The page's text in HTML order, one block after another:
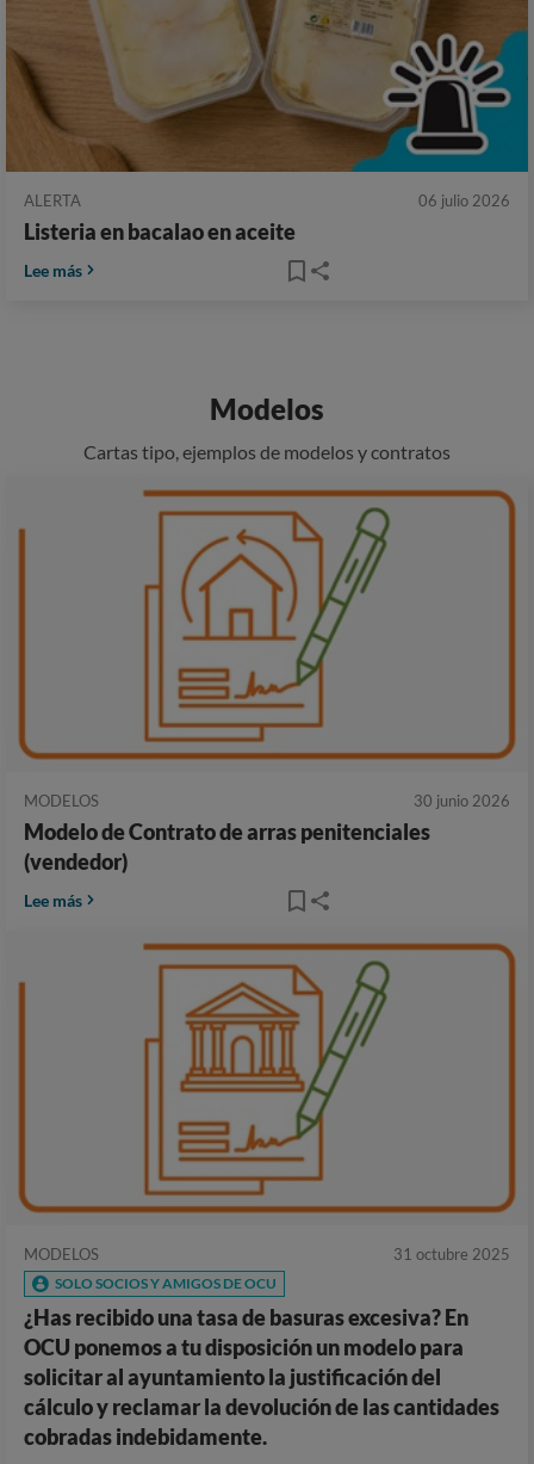
ALERTA 06 julio 2026
Listeria en bacalao en aceite
Lee más
Modelos
Cartas tipo, ejemplos de modelos y contratos
MODELOS 30 junio 2026
Modelo de Contrato de arras penitenciales
(vendedor)
Lee más
MODELOS 31 octubre 2025
SOLO SOCIOS Y AMIGOS DE OCU
¿Has recibido una tasa de basuras excesiva? En
OCU ponemos a tu disposición un modelo para
solicitar al ayuntamiento la justificación del
cálculo y reclamar la devolución de las cantidades
cobradas indebidamente.